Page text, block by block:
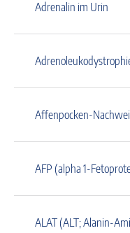
Adrenalin im Urin
Affenpocken-
AFP (alpha 1-
ALAT (ALT; Alanin-